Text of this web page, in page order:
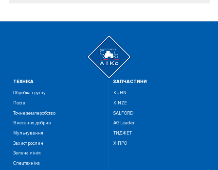
ТЕХНIКА
Обробка грунту
Посiв
Точне землеробство
Внесення добрив
Мульчування
Захист рослин
Зелена лінія
Спецтехніка
ЗАПЧАСТИНИ
KUHN
KINZE
SALFORD
AG Leader
ТИДЖЕТ
ХІПРО